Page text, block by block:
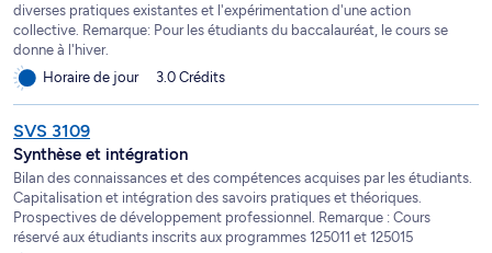
diverses pratiques existantes et l'expérimentation d'une action
collective. Remarque: Pour les étudiants du baccalauréat, le cours se
donne à l'hiver.
Horaire de jour
3.0 Crédits
SVS 3109
Synthèse et intégration
Bilan des connaissances et des compétences acquises par les étudiants.
Capitalisation et intégration des savoirs pratiques et théoriques.
Prospectives de développement professionnel. Remarque : Cours
réservé aux étudiants inscrits aux programmes 125011 et 125015